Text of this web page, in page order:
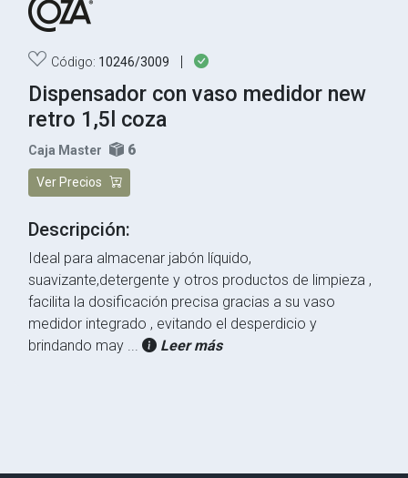
Código: 10246/3009 |
Dispensador con vaso medidor new
retro 1,5l coza
Caja Master 6
Ver Precios
Descripción:
Ideal para almacenar jabón líquido,
suavizante,detergente y otros productos de limpieza ,
facilita la dosificación precisa gracias a su vaso
medidor integrado , evitando el desperdicio y
brindando may ... Leer más